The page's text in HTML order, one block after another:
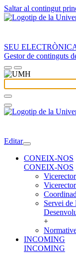
Saltar al contingut
SEU
Gestor de continguts
Editar
CONEIX-NOS
CONEIX-NOS
Vicerector
Servei de
+
INCOMING
INCOMING